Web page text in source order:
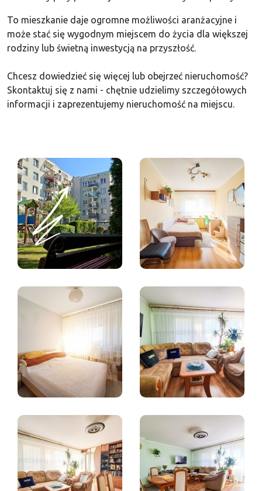
To mieszkanie daje ogromne możliwości aranżacyjne i
może stać się wygodnym miejscem do życia dla większej
rodziny lub świetną inwestycją na przyszłość.
Chcesz dowiedzieć się więcej lub obejrzeć nieruchomość?
Skontaktuj się z nami - chętnie udzielimy szczegółowych
informacji i zaprezentujemy nieruchomość na miejscu.